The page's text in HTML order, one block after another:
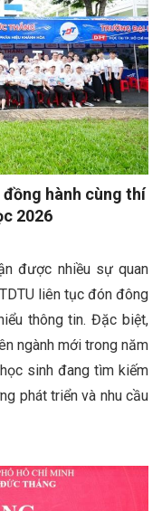
hành cùng thí
2026
được nhiều sự quan
liên tục đón đông
thông tin. Đặc biệt,
ngành mới trong năm
sinh đang tìm kiếm
phát triển và nhu cầu